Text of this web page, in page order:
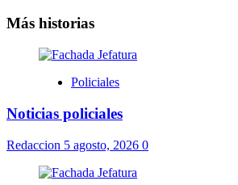
Más historias
Policiales
Noticias policiales
Redaccion 5 agosto, 2026 0